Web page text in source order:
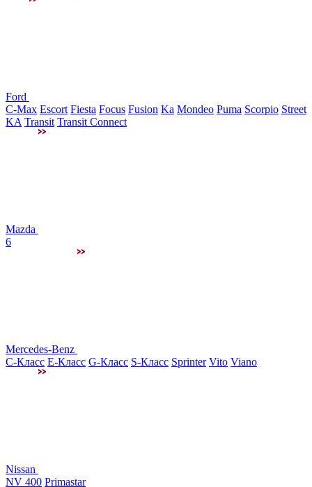
Ford
C-Max Escort Fiesta Focus Fusion Ka Mondeo Puma Scorpio Street
KA Transit Transit Connect
Mazda
6
Mercedes-Benz
C-Класс E-Класс G-Класс S-Класс Sprinter Vito Viano
Nissan
NV 400 Primastar